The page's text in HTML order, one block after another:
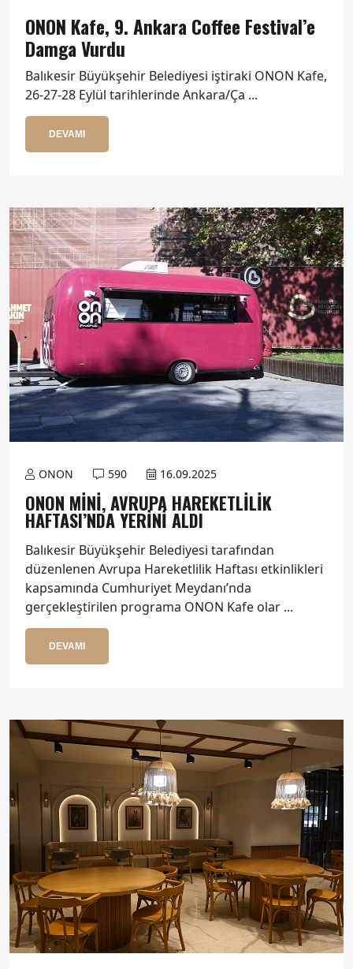
ONON Kafe, 9. Ankara Coffee Festival’e
Damga Vurdu
Balıkesir Büyükşehir Belediyesi iştiraki ONON Kafe,
26-27-28 Eylül tarihlerinde Ankara/Ça ...
DEVAMI
ONON 590 16.09.2025
ONON MINI, AVRUPA HAREKETLILIK
HAFTASI’NDA YERINI ALDI
Balıkesir Büyükşehir Belediyesi tarafından
düzenlenen Avrupa Hareketlilik Haftası etkinlikleri
kapsamında Cumhuriyet Meydanı’nda
gerçekleştirilen programa ONON Kafe olar ...
DEVAMI